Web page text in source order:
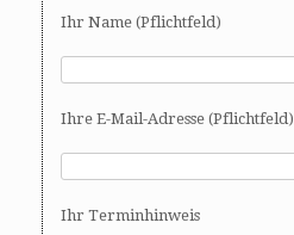
Ihr Name (Pflichtfeld)
Ihre E-Mail-Adresse (Pflichtfeld)
Ihr Terminhinweis